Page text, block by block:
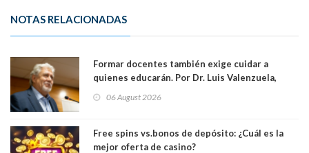
NOTAS RELACIONADAS
Formar docentes también exige cuidar a
quienes educarán. Por Dr. Luis Valenzuela,
Académicos U. Católica Silva Henríquez
06 August 2026
Free spins vs.bonos de depósito: ¿Cuál es la
mejor oferta de casino?